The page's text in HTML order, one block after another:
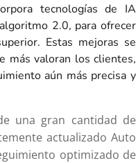
tecnologías de IA
2.0, para ofrecer
Estas mejoras se
más valoran los clientes,
aún más precisa y
una gran cantidad de
actualizado Auto
optimizado de